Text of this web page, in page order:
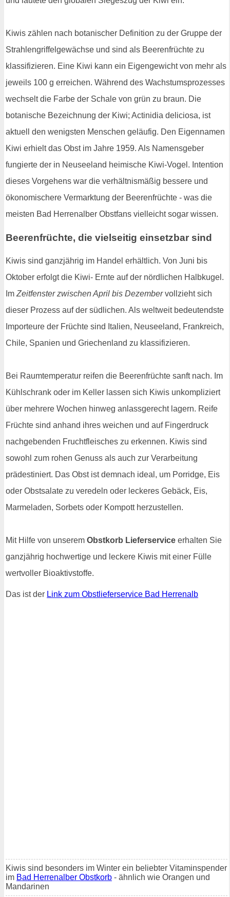
Kiwis zählen nach botanischer Definition zu der Gruppe der
Strahlengriffelgewächse und sind als Beerenfrüchte zu
klassifizieren. Eine Kiwi kann ein Eigengewicht von mehr als
jeweils 100 g erreichen. Während des Wachstumsprozesses
wechselt die Farbe der Schale von grün zu braun. Die
botanische Bezeichnung der Kiwi; Actinidia deliciosa, ist
aktuell den wenigsten Menschen geläufig. Den Eigennamen
Kiwi erhielt das Obst im Jahre 1959. Als Namensgeber
fungierte der in Neuseeland heimische Kiwi-Vogel. Intention
dieses Vorgehens war die verhältnismäßig bessere und
ökonomischere Vermarktung der Beerenfrüchte - was die
meisten Bad Herrenalber Obstfans vielleicht sogar wissen.
Beerenfrüchte, die vielseitig einsetzbar sind
Kiwis sind ganzjährig im Handel erhältlich. Von Juni bis
Oktober erfolgt die Kiwi- Ernte auf der nördlichen Halbkugel.
Im Zeitfenster zwischen April bis Dezembervollzieht sich
dieser Prozess auf der südlichen. Als weltweit bedeutendste
Importeure der Früchte sind Italien, Neuseeland, Frankreich,
Chile, Spanien und Griechenland zu klassifizieren.
Bei Raumtemperatur reifen die Beerenfrüchte sanft nach. Im
Kühlschrank oder im Keller lassen sich Kiwis unkompliziert
über mehrere Wochen hinweg anlassgerecht lagern. Reife
Früchte sind anhand ihres weichen und auf Fingerdruck
nachgebenden Fruchtfleisches zu erkennen. Kiwis sind
sowohl zum rohen Genuss als auch zur Verarbeitung
prädestiniert. Das Obst ist demnach ideal, um Porridge, Eis
oder Obstsalate zu veredeln oder leckeres Gebäck, Eis,
Marmeladen, Sorbets oder Kompott herzustellen.
Mit Hilfe von unserem Obstkorb Lieferservice erhalten Sie
ganzjährig hochwertige und leckere Kiwis mit einer Fülle
wertvoller Bioaktivstoffe.
Das ist der Link zum Obstlieferservice Bad Herrenalb
Kiwis sind besonders im Winter ein beliebter Vitaminspender
im Bad Herrenalber Obstkorb - ähnlich wie Orangen und
Mandarinen